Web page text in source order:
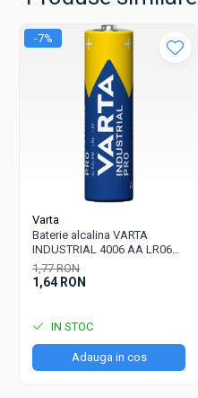
-7%
Varta
Baterie alcalina VARTA
INDUSTRIAL 4006 AA LR06
1.5V bulk
1,77 RON
1,64 RON
IN STOC
Adauga in cos